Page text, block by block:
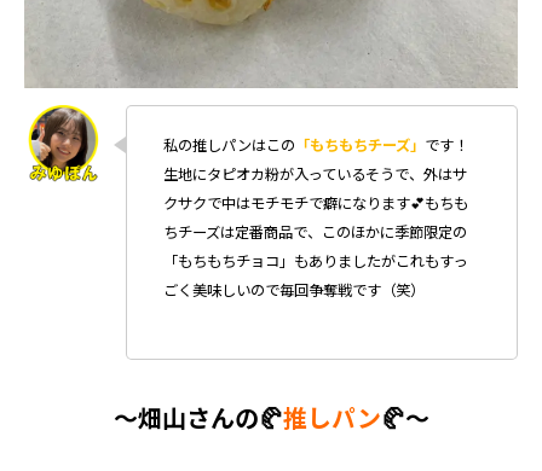
私の推しパンはこの 「もちもちチーズ」 です！
生地にタピオカ粉が入っているそうで、外はサ
クサクで中はモチモチで癖になります💕もちも
ちチーズは定番商品で、このほかに季節限定の
「もちもちチョコ」もありましたがこれもすっ
ごく美味しいので毎回争奪戦です（笑）
～畑山さんの🥐推しパン🥐～